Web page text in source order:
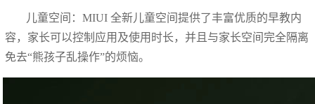
儿童空间：MIUI 全新儿童空间提供了丰富优质的早教内
容，家长可以控制应用及使用时长，并且与家长空间完全隔离
免去“熊孩子乱操作”的烦恼。